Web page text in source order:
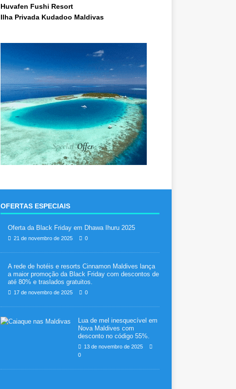
Huvafen Fushi Resort
Ilha Privada Kudadoo Maldivas
OFERTAS ESPECIAIS
Oferta da Black Friday em Dhawa Ihuru 2025
21 de novembro de 2025 0
A rede de hotéis e resorts Cinnamon Maldives lança
a maior promoção da Black Friday com descontos de
até 80% e traslados gratuitos.
17 de novembro de 2025 0
Lua de mel inesquecível em
Nova Maldives com
desconto no código 55%.
13 de novembro de 2025
0